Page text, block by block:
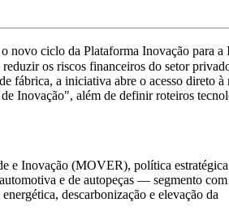
ciclo da Plataforma Inovação para
os riscos financeiros do setor
fábrica, a iniciativa abre o acesso direto à
Inovação", além de definir roteiros
e Inovação (MOVER), política
e de autopeças — segmento
descarbonização e elevação da